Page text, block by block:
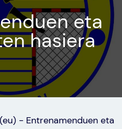
eta
hasiera
- Entrenamenduen eta